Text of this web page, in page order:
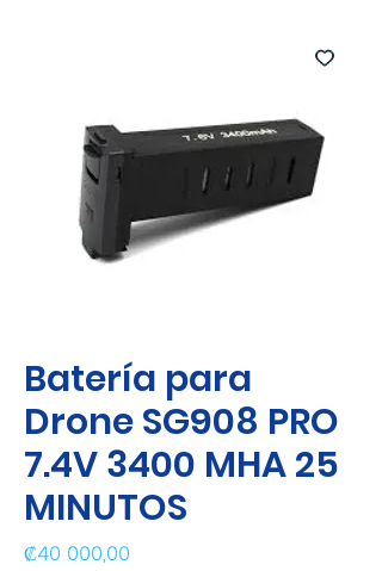
Batería para
Drone SG908 PRO
7.4V 3400 MHA 25
MINUTOS
₡40 000,00